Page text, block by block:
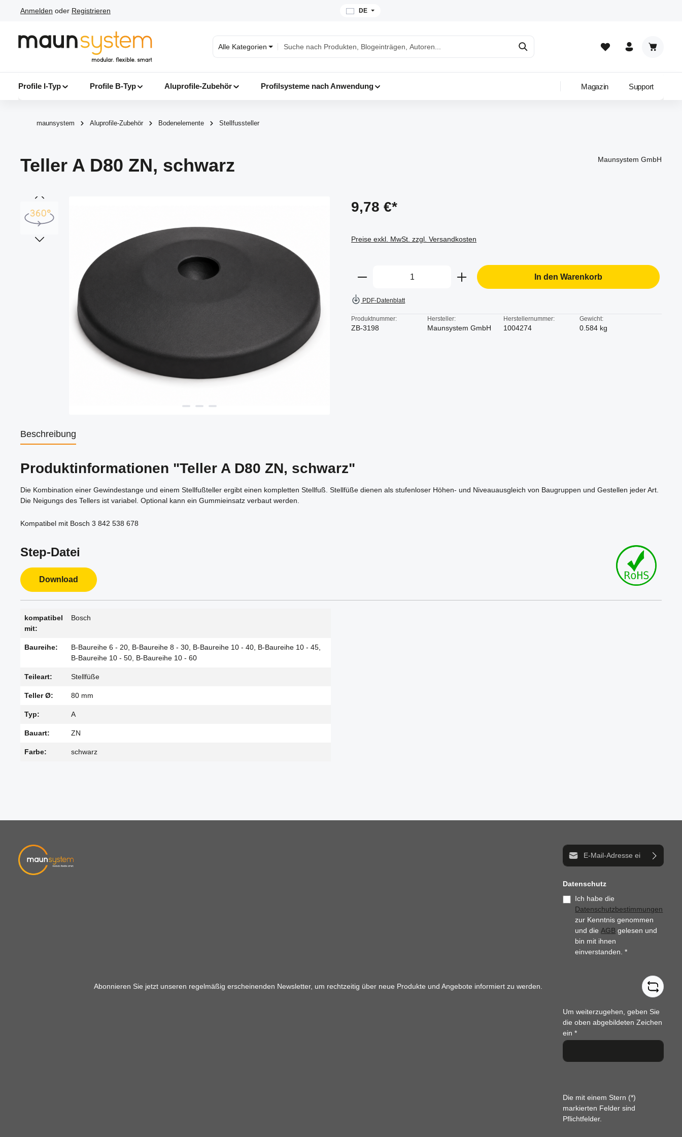
Hauptinhalt springen
Zur Suche springen
Zur Hauptnavigation springen
Anmelden oder Registrieren DE
Alle Kategorien
Profile I-Typ Profile B-Typ Aluprofile-Zubehör Profilsysteme nach Anwendung Magazin Support
maunsystem Aluprofile-Zubehör Bodenelemente Stellfussteller
Teller A D80 ZN, schwarz Maunsystem GmbH
9,78 €*
Preise exkl. MwSt. zzgl. Versandkosten
Produkt Anzahl: Gib den gewünschten Wert ein oder
In den Warenkorb
PDF-Datenblatt
Produktnummer:
ZB-3198
Hersteller:
Maunsystem GmbH
Herstellernummer:
1004274
Gewicht:
0.584 kg
Beschreibung
Produktinformationen "Teller A D80 ZN, schwarz"
Die Kombination einer Gewindestange und einem Stellfußteller ergibt einen kompletten Stellfuß. Stellfüße dienen als stufenloser Höhen- und Niveauausgleich von Baugruppen und Gestellen jeder Art.
Die Neigungs des Tellers ist variabel. Optional kann ein Gummieinsatz verbaut werden.
Kompatibel mit Bosch 3 842 538 678
Step-Datei
Download
kompatibel
mit:
Bosch
Baureihe:
B-Baureihe 6 - 20, B-Baureihe 8 - 30, B-Baureihe 10 - 40, B-Baureihe 10 - 45,
B-Baureihe 10 - 50, B-Baureihe 10 - 60
Teileart: Stellfüße
Teller Ø: 80 mm
Typ: A
Bauart: ZN
Farbe: schwarz
Abonnieren Sie jetzt unseren regelmäßig erscheinenden Newsletter, um rechtzeitig über neue Produkte und Angebote informiert zu werden.
E-Mail-Adresse*
Datenschutz
Ich habe die
Datenschutzbestimmungen
zur Kenntnis genommen
und dieAGB gelesen und
bin mit ihnen
einverstanden.*
Um weiterzugehen, geben Sie
die oben abgebildeten Zeichen
ein*
Die mit einem Stern (*)
markierten Felder sind
Pflichtfelder.